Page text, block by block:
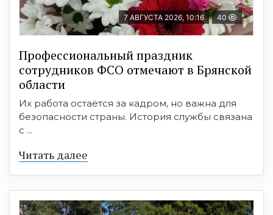
7 АВГУСТА 2026, 10:16 40
Профессиональный праздник
сотрудников ФСО отмечают в Брянской
области
Их работа остаётся за кадром, но важна для
безопасности страны. История службы связана
с ...
Читать далее